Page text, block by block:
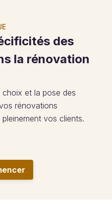
des
la rénovation
choix et la pose des
rénovations
vos clients.